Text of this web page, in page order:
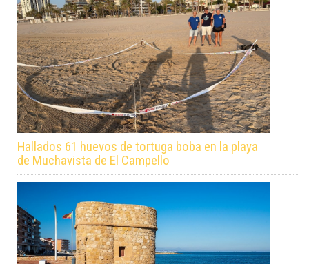
Hallados 61 huevos de tortuga boba en la playa
de Muchavista de El Campello